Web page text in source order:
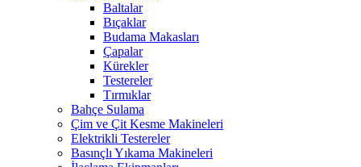
Baltalar
Bıçaklar
Budama Makasları
Çapalar
Kürekler
Testereler
Tırmıklar
Bahçe Sulama
Çim ve Çit Kesme Makineleri
Elektrikli Testereler
Basınçlı Yıkama Makineleri